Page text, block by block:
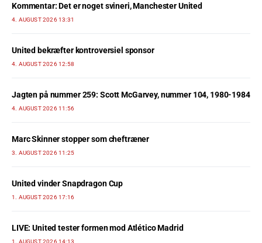
Kommentar: Det er noget svineri, Manchester United
4. AUGUST 2026 13:31
United bekræfter kontroversiel sponsor
4. AUGUST 2026 12:58
Jagten på nummer 259: Scott McGarvey, nummer 104, 1980-1984
4. AUGUST 2026 11:56
Marc Skinner stopper som cheftræner
3. AUGUST 2026 11:25
United vinder Snapdragon Cup
1. AUGUST 2026 17:16
LIVE: United tester formen mod Atlético Madrid
1. AUGUST 2026 14:13